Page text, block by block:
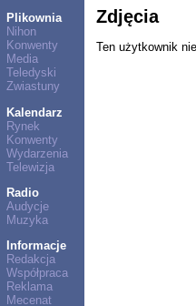
Plikownia
Nihon
Konwenty
Media
Teledyski
Zwiastuny
Kalendarz
Rynek
Konwenty
Wydarzenia
Telewizja
Radio
Audycje
Muzyka
Informacje
Redakcja
Współpraca
Reklama
Mecenat
Zdjęcia
Ten użytkownik